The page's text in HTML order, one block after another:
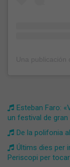
Esteban Faro:
un festival de
De la polifonia
​Últims dies per
Periscopi per